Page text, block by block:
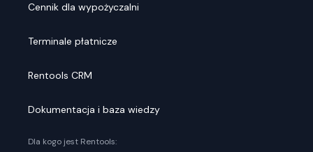
Cennik dla wypożyczalni
Terminale płatnicze
Rentools CRM
Dokumentacja i baza wiedzy
Dla kogo jest Rentools: